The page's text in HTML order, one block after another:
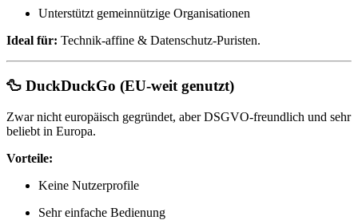
Unterstützt gemeinnützige Organisationen
Ideal für: Technik-affine & Datenschutz-Puristen.
🦆 DuckDuckGo (EU-weit genutzt)
Zwar nicht europäisch gegründet, aber DSGVO-freundlich und sehr
beliebt in Europa.
Vorteile:
Keine Nutzerprofile
Sehr einfache Bedienung